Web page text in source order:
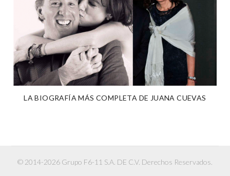
LA BIOGRAFÍA MÁS COMPLETA DE JUANA CUEVAS
© 2014-2026 Grupo F6-11 S.A. DE C.V. Derechos Reservados.